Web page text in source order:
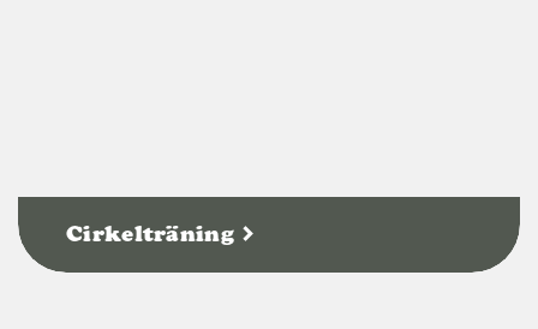
Cirkelträning